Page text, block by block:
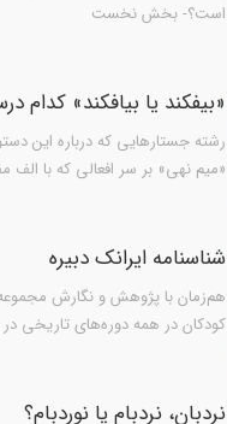
است؟- بخش نخست
«بیفکند یا بیافکند»
رشته جستارهایی که درباره این
«میم نهی» بر سر افعالی که با الف
شناسنامه ایرانک دبیره
هم‌زمان با پژوهش و نگارش
کودکان در همه دوره‌های تاریخی
نردبان، نردبام یا نوردبام؟